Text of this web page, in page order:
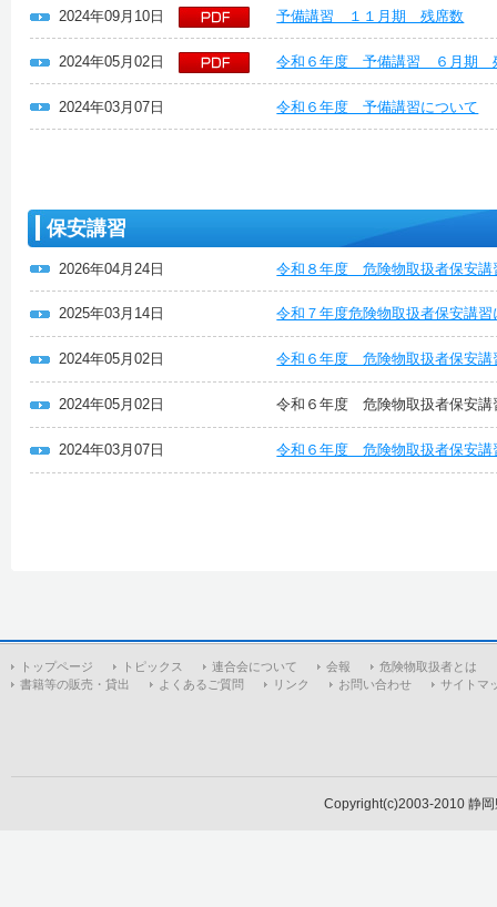
2024年09月10日 予備講習 １１月期 残席数
2024年05月02日 令和６年度 予備講習 ６月期
2024年03月07日 令和６年度 予備講習について
保安講習
2026年04月24日 令和８年度 危険物取扱者保安講
2025年03月14日 令和７年度危険物取扱者保安講習
2024年05月02日 令和６年度 危険物取扱者保安講
2024年05月02日 令和６年度 危険物取扱者保安講
2024年03月07日 令和６年度 危険物取扱者保安講
トップページ トピックス 連合会について 会報
危険物取扱者とは
書籍等の販売・貸出
よくあるご質問 リンク お問い合わせ サイトマ
Copyright(c)2003-2010 静